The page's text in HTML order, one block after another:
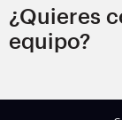
¿Quieres
equipo?